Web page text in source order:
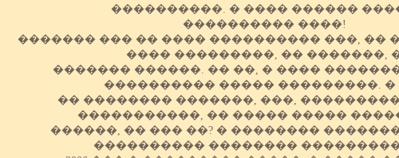
����������. � ���� ������
���������� ����!
������� ��� �� ���� ���������� ���, ��
���� ���������, �� �������,
������� ������. �� ��, � ����
���������� ����� ���������. �
�� �������� �������, ���,
�����������, �� ����� �����
������, �� ��� ��? � ��������
���������� ��������